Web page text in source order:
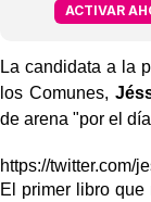
ACTIVAR
La candidata a la
los Comunes,
de arena "por el
https://twitter.com/
El primer libro que